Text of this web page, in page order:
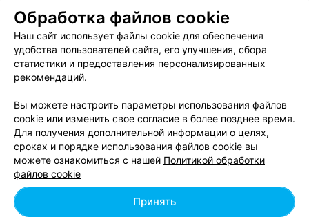
Каменная Горка в Минске
Магазины косметики и парфюмерии в м-р
Боровляны в Минске
Добавить компанию
Добавить специалиста
Обработка файлов cookie
Наш сайт использует файлы cookie для обеспечения
удобства пользователей сайта, его улучшения, сбора
статистики и предоставления персонализированных
рекомендаций.
Вы можете настроить параметры использования файлов
cookie или изменить свое согласие в более позднее время.
Для получения дополнительной информации о целях,
сроках и порядке использования файлов cookie вы
можете ознакомиться с нашей Политикой обработки
файлов cookie
Принять